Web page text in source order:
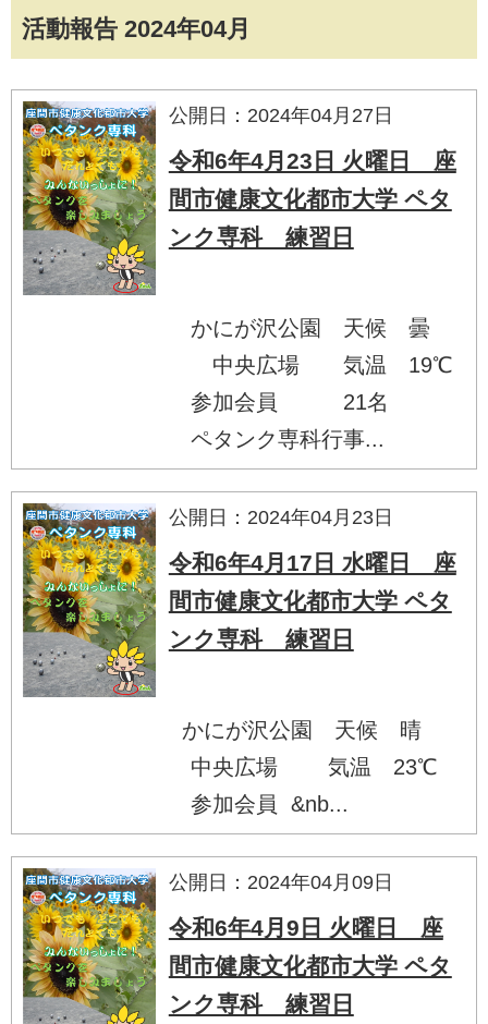
活動報告 2024年04月
公開日：2024年04月27日
令和6年4月23日 火曜日 座
間市健康文化都市大学 ペタ
ンク専科 練習日
かにが沢公園 天候 曇
中央広場 気温 19℃
参加会員 21名
ペタンク専科行事...
公開日：2024年04月23日
令和6年4月17日 水曜日 座
間市健康文化都市大学 ペタ
ンク専科 練習日
かにが沢公園 天候 晴
中央広場 気温 23℃
参加会員 &nb...
公開日：2024年04月09日
令和6年4月9日 火曜日 座
間市健康文化都市大学 ペタ
ンク専科 練習日